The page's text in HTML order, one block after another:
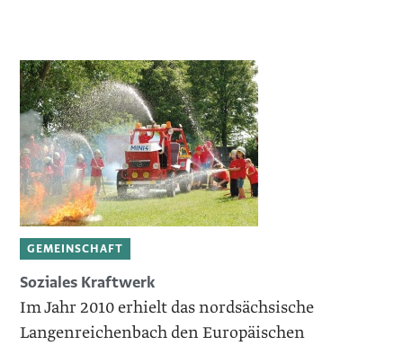
GEMEINSCHAFT
Soziales Kraftwerk
Im Jahr 2010 erhielt das nordsäch­sische
Langenreichenbach den ­Europäischen